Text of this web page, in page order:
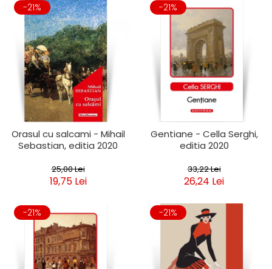
-21%
Orasul cu salcami - Mihail
Sebastian, editia 2020
25,00 Lei
19,75 Lei
-21%
Gentiane - Cella Serghi,
editia 2020
33,22 Lei
26,24 Lei
-21% -21%